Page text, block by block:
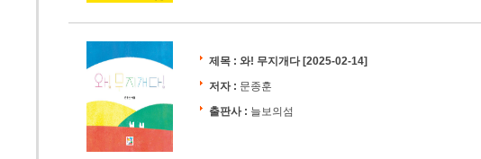
제목 : 와! 무지개다[2025-02-14]
저자 : 문종훈
출판사 : 늘보의섬